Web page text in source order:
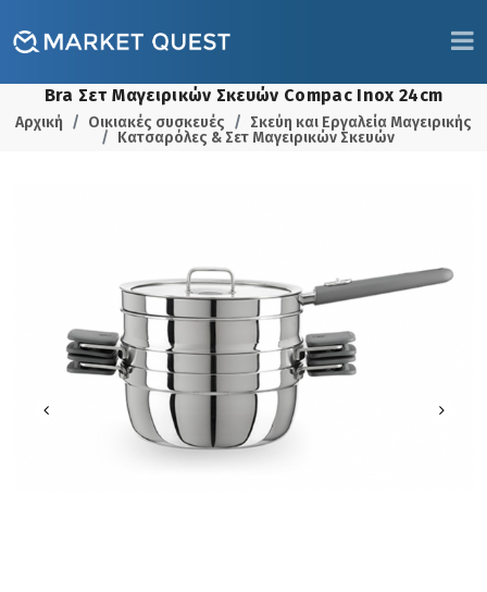
Bra Σετ Μαγειρικών Σκευών Compac Inox 24cm
Αρχική Οικιακές συσκευές
Σκεύη και Εργαλεία Μαγειρικής
Κατσαρόλες & Σετ Μαγειρικών Σκευών